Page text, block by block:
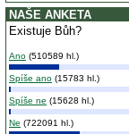
NAŠE ANKETA
Existuje Bůh?
Ano (510589 hl.)
Spíše ano (15783 hl.)
Spíše ne (15628 hl.)
Ne (722091 hl.)